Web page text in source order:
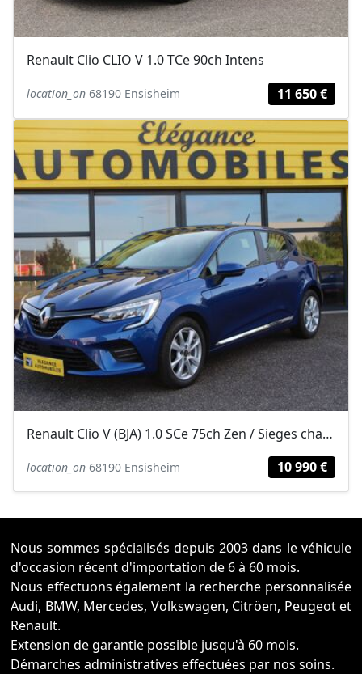
Renault Clio CLIO V 1.0 TCe 90ch Intens
location_on 68190 Ensisheim 11 650 €
Renault Clio V (BJA) 1.0 SCe 75ch Zen / Sieges chauffants /Carplay
location_on 68190 Ensisheim 10 990 €
Nous sommes spécialisés depuis 2003 dans le véhicule
d'occasion récent d'importation de 6 à 60 mois.
Nous effectuons également la recherche personnalisée
Audi, BMW, Mercedes, Volkswagen, Citröen, Peugeot et
Renault.
Extension de garantie possible jusqu'à 60 mois.
Démarches administratives effectuées par nos soins.